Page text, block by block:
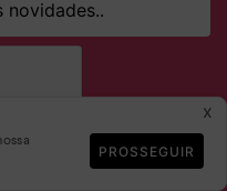
x
PROSSEGUIR
em receber novidades